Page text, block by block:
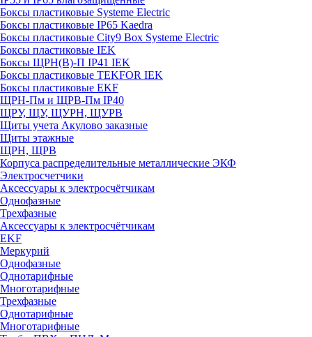
Боксы пластиковые Systeme Electric
Боксы пластиковые IP65 Kaedra
Боксы пластиковые City9 Box Systeme Electric
Боксы пластиковые IEK
Боксы ЩРН(В)-П IP41 IEK
Боксы пластиковые TEKFOR IEK
Боксы пластиковые EKF
ЩРН-Пм и ЩРВ-Пм IP40
ЩРУ, ЩУ, ЩУРН, ЩУРВ
Щиты учета Акулово заказные
Щиты этажные
ЩРН, ЩРВ
Корпуса распределительные металлические ЭКФ
Электросчетчики
Аксессуары к электросчётчикам
Однофазные
Трехфазные
Аксессуары к электросчётчикам
EKF
Меркурий
Однофазные
Однотарифные
Многотарифные
Трехфазные
Однотарифные
Многотарифные